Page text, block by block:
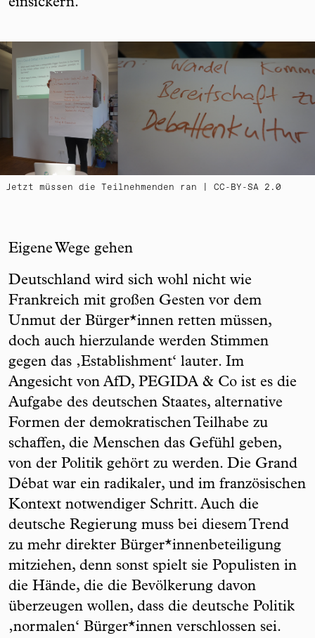
einsickern.
Jetzt müssen die Teilnehmenden ran | CC-BY-SA 2.0
Eigene Wege gehen
Deutschland wird sich wohl nicht wie
Frankreich mit großen Gesten vor dem
Unmut der Bürger*innen retten müssen,
doch auch hierzulande werden Stimmen
gegen das ‚Establishment‘ lauter. Im
Angesicht von AfD, PEGIDA & Co ist es die
Aufgabe des deutschen Staates, alternative
Formen der demokratischen Teilhabe zu
schaffen, die Menschen das Gefühl geben,
von der Politik gehört zu werden. Die Grand
Débat war ein radikaler, und im französischen
Kontext notwendiger Schritt. Auch die
deutsche Regierung muss bei diesem Trend
zu mehr direkter Bürger*innenbeteiligung
mitziehen, denn sonst spielt sie Populisten in
die Hände, die die Bevölkerung davon
überzeugen wollen, dass die deutsche Politik
‚normalen‘ Bürger*innen verschlossen sei.